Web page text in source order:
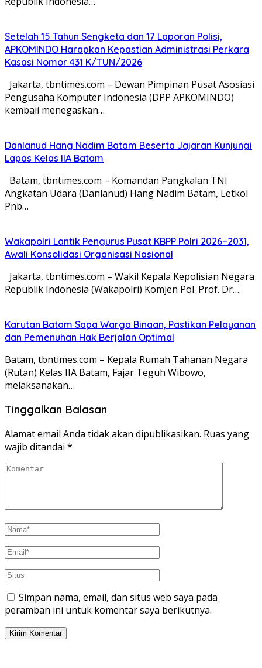
Setelah 15 Tahun Sengketa dan 17 Laporan Polisi,
APKOMINDO Harapkan Kepastian Administrasi Perkara
Kasasi Nomor 431 K/TUN/2026
Jakarta, tbntimes.com – Dewan Pimpinan Pusat Asosiasi
Pengusaha Komputer Indonesia (DPP APKOMINDO)
kembali menegaskan…
Danlanud Hang Nadim Batam Beserta Jajaran Kunjungi
Lapas Kelas IIA Batam
Batam, tbntimes.com – Komandan Pangkalan TNI
Angkatan Udara (Danlanud) Hang Nadim Batam, Letkol
Pnb…
Wakapolri Lantik Pengurus Pusat KBPP Polri 2026–2031,
Awali Konsolidasi Organisasi Nasional
Jakarta, tbntimes.com – Wakil Kepala Kepolisian Negara
Republik Indonesia (Wakapolri) Komjen Pol. Prof. Dr….
Karutan Batam Sapa Warga Binaan, Pastikan Pelayanan
dan Pemenuhan Hak Berjalan Optimal
Batam, tbntimes.com – Kepala Rumah Tahanan Negara
(Rutan) Kelas IIA Batam, Fajar Teguh Wibowo,
melaksanakan…
Tinggalkan Balasan
Alamat email Anda tidak akan dipublikasikan. Ruas yang
wajib ditandai *
Simpan nama, email, dan situs web saya pada
peramban ini untuk komentar saya berikutnya.